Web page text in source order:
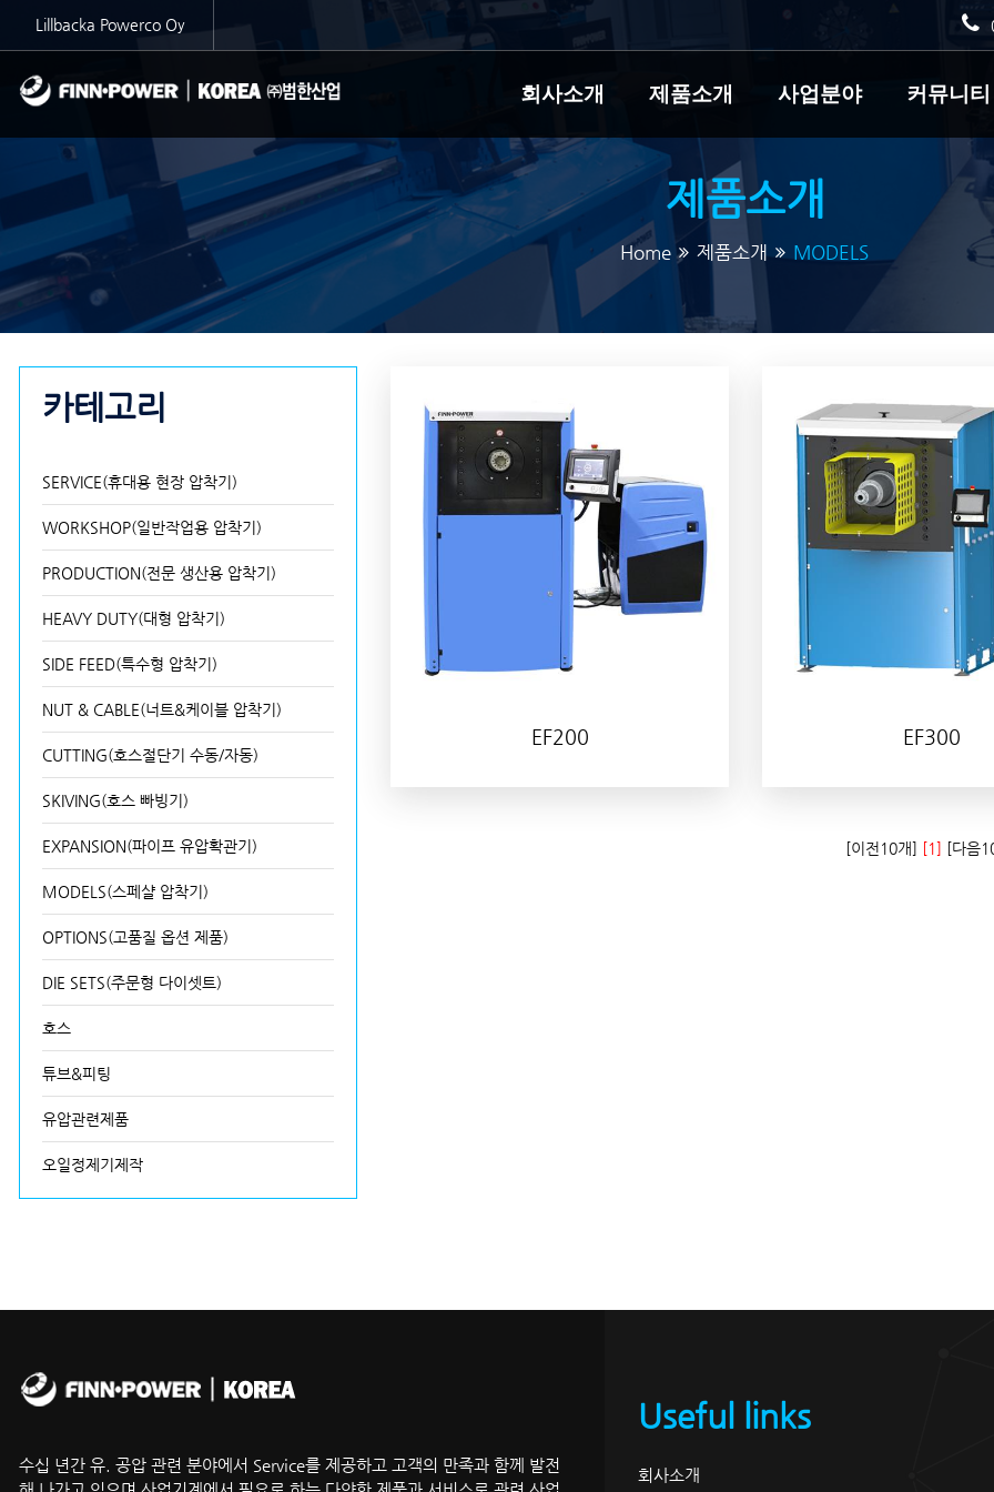
Lillbacka Powerco Oy
회사소개 제품소개 사업분야 커뮤니티
제품소개
Home 제품소개 MODELS
카테고리
SERVICE(휴대용 현장 압착기)
WORKSHOP(일반작업용 압착기)
PRODUCTION(전문 생산용 압착기)
HEAVY DUTY(대형 압착기)
SIDE FEED(특수형 압착기)
NUT & CABLE(너트&케이블 압착기)
CUTTING(호스절단기 수동/자동)
SKIVING(호스 빠빙기)
EXPANSION(파이프 유압확관기)
MODELS(스페샬 압착기)
OPTIONS(고품질 옵션 제품)
DIE SETS(주문형 다이셋트)
호스
튜브&피팅
유압관련제품
오일정제기제작
EF200 EF300
[이전10개] [1] [다음
수십 년간 유. 공압 관련 분야에서 Service를 제공하고 고객의 만족과 함께 발전
Useful links
회사소개